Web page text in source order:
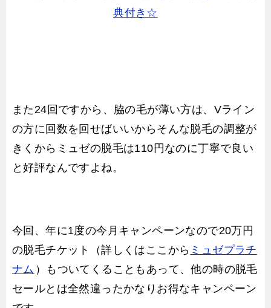
典付き☆
また24回ですから、脇の毛が薄い方は、Vライン
の方に回数を回せばいいからそんな脱毛の調整が
きくからミュゼの脱毛は110円なのに丁寧で良い
と好評なんですよね。
今回、年に1度の今月キャンペーンなので20万円
の脱毛チケット（詳しくはここから ミュゼプラチ
ナム ）もついてくることもあって、他の時の脱毛
セールとは全然違ったかなりお得なキャンペーン